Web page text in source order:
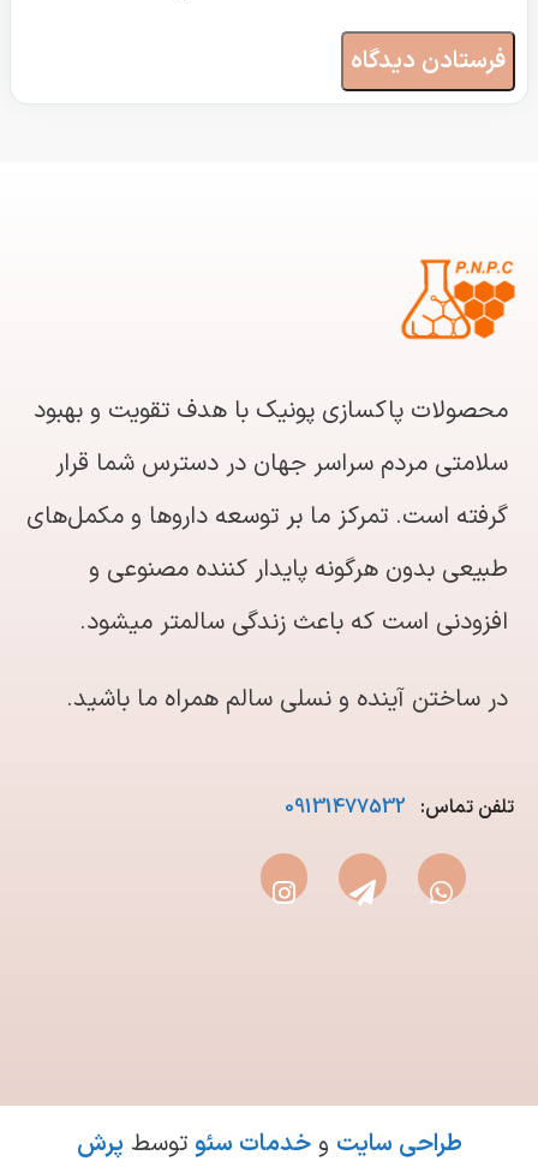
محصولات پاکسازی پونیک با هدف تقویت و بهبود
سلامتی مردم سراسر جهان در دسترس شما قرار
گرفته است. تمرکز ما بر توسعه داروها و مکمل‌های
طبیعی بدون هرگونه پایدار کننده مصنوعی و
افزودنی است که باعث زندگی سالمتر میشود.
در ساختن آینده و نسلی سالم همراه ما باشید.
تلفن تماس: 09131477532
طراحی سایت وخدمات سئو توسط پرش